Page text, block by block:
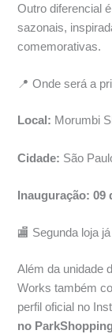
Outro diferencial
sazonais,
comemorativas.
📍 Onde será a
Local: Morumbi
Cidade: São
Inauguração: 09
🏬 Segunda loja
Além da unidade
Works também
perfil oficial no
no